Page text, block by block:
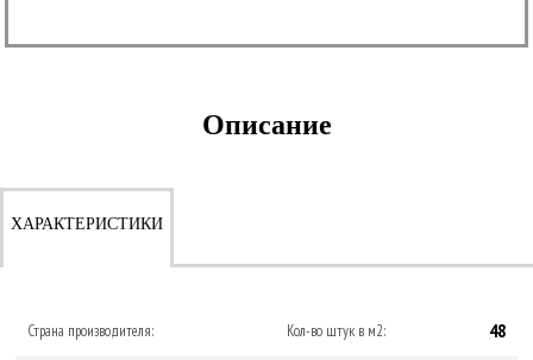
Описание
ХАРАКТЕРИСТИКИ
Страна производителя: Кол-во штук в м2: 48